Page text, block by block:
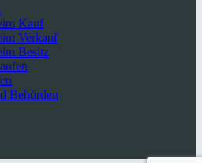
Kauf
Verkauf
Besitz
Behörden